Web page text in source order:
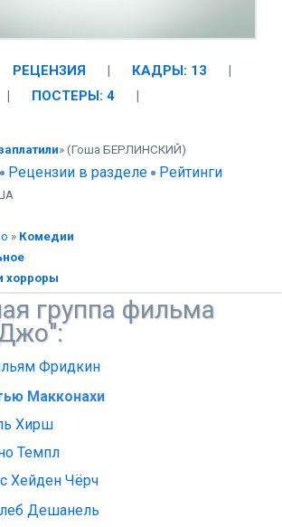
РЕЦЕНЗИЯ КАДРЫ: 13
ПОСТЕРЫ: 4
» (Гоша БЕРЛИНСКИЙ)
Рецензии в разделе Рейтинги
» Комедии
хорроры
группа фильма
Фридкин
Макконахи
Хирш
Темпл
Хейден Чёрч
Дешанель